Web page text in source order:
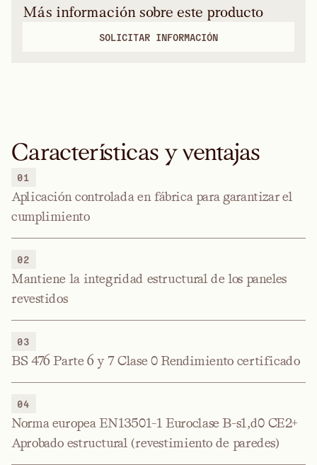
Más información sobre este producto
SOLICITAR INFORMACIÓN
Características y ventajas
01
Aplicación controlada en fábrica para garantizar el
cumplimiento
02
Mantiene la integridad estructural de los paneles
revestidos
03
BS 476 Parte 6 y 7 Clase 0 Rendimiento certificado
04
Norma europea EN13501-1 Euroclase B-s1,d0 CE2+
Aprobado estructural (revestimiento de paredes)